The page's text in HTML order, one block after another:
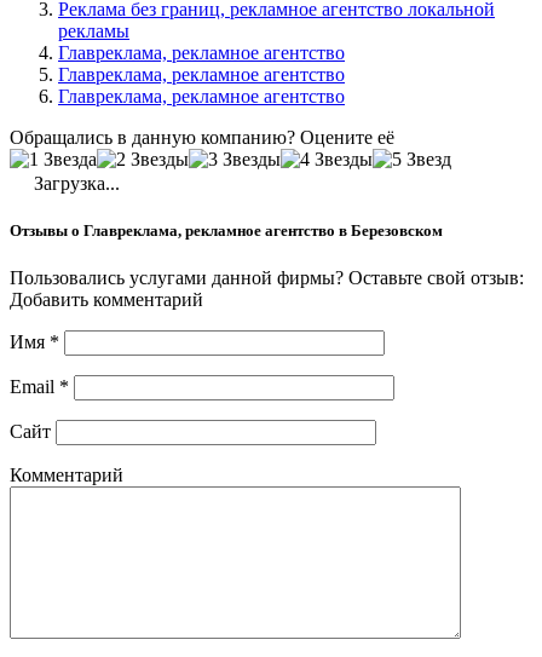
Реклама без границ, рекламное агентство локальной
рекламы
Главреклама, рекламное агентство
Главреклама, рекламное агентство
Главреклама, рекламное агентство
Обращались в данную компанию? Оцените её
Загрузка...
Отзывы о Главреклама, рекламное агентство в Березовском
Пользовались услугами данной фирмы? Оставьте свой отзыв:
Добавить комментарий
Имя *
Email *
Сайт
Комментарий